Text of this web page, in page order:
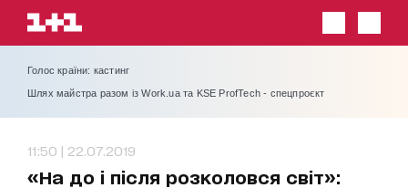
Голос країни: кастинг
Шлях майстра разом із Work.ua та KSE ProfTech - спецпроєкт
11:50 | 22.07.2019
«На до і після розколовся світ»: